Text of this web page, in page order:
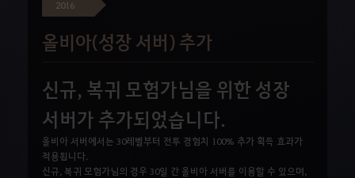
2016
올비아(성장 서버) 추가
신규, 복귀 모험가님을 위한 성장
서버가 추가되었습니다.
올비아 서버에서는 30레벨부터 전투 경험치 100% 추가 획득 효과가
적용됩니다.
신규, 복귀 모험가님의 경우 30일 간 올비아 서버를 이용할 수 있으며,